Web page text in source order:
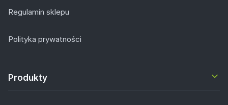
Regulamin sklepu
Polityka prywatności
Produkty